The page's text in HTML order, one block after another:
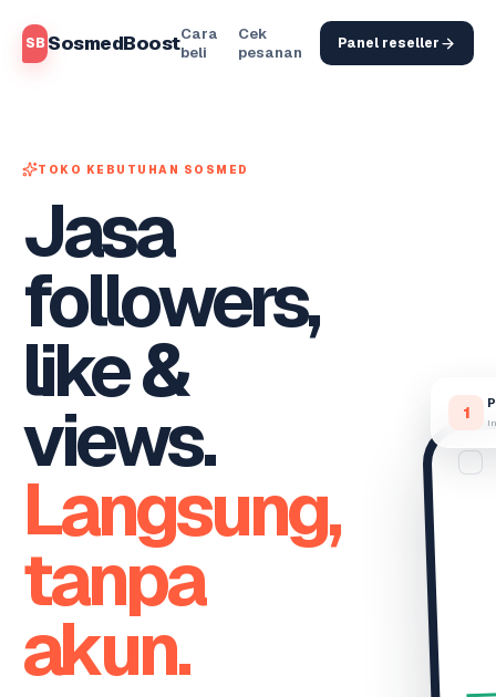
SB SosmedBoostCara
beli
Cek
pesanan
Panel reseller
TOKO KEBUTUHAN SOSMED
Jasa
followers,
like &
views.
Langsung,
tanpa
akun.
1